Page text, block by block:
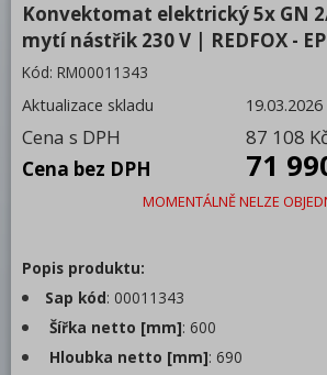
Nerezový program
Stolní zařízení
Příprava masa a zeleniny
Pizza program
Konvektomaty
Digitální
Chemie konvektomaty RM
Konvektomat elektrický 5x GN
mytí nástřik 230 V | REDFOX -
Kód: RM00011343
Aktualizace skladu
Cena s DPH
87 108
Cena bez DPH
71
MOMENTÁLNĚ NELZE
Popis produktu:
Sap kód: 00011343
Šířka netto [mm]: 600
Hloubka netto [mm]: 690